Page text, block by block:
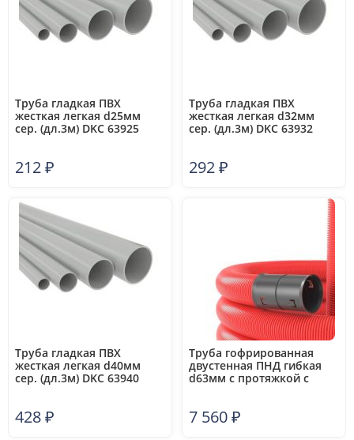
Труба гладкая ПВХ
жесткая легкая d25мм
сер. (дл.3м) DKC 63925
212₽
Труба гладкая ПВХ
жесткая легкая d32мм
сер. (дл.3м) DKC 63932
292₽
Труба гладкая ПВХ
жесткая легкая d40мм
сер. (дл.3м) DKC 63940
428₽
Труба гофрированная
двустенная ПНД гибкая
d63мм с протяжкой с
красн. (уп.50м) DKC 121963
7 560₽